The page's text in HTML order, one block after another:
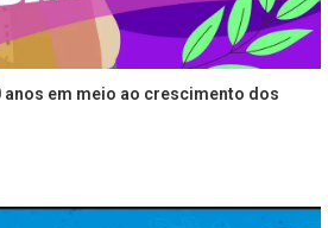
anos em meio ao crescimento dos